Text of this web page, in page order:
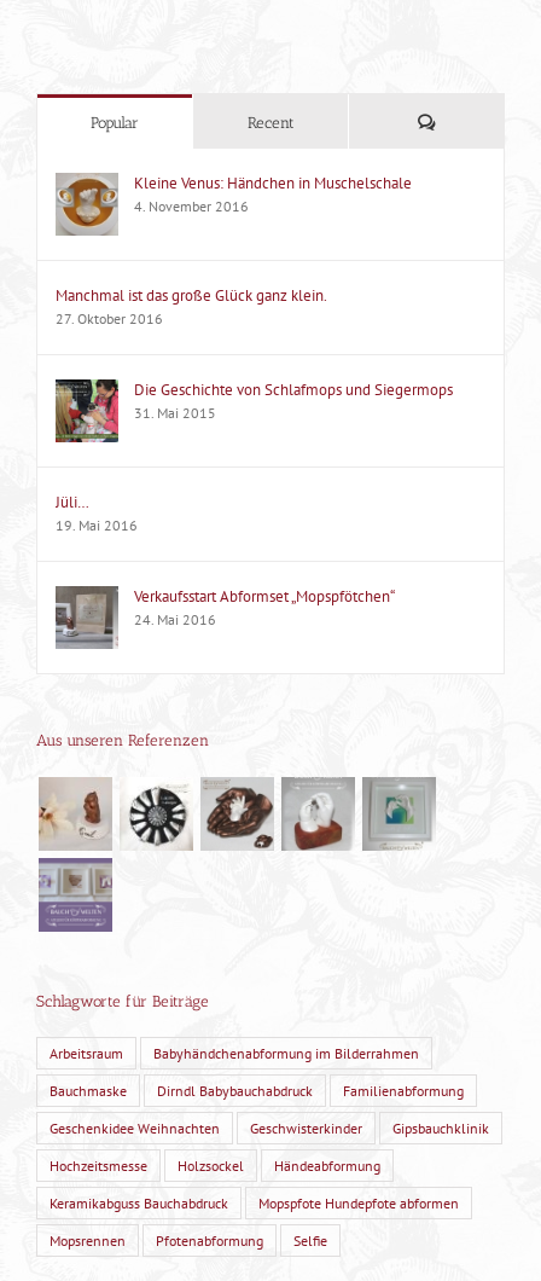
Popular Recent Kommentare
Kleine Venus: Händchen in Muschelschale
4. November 2016
Manchmal ist das große Glück ganz klein.
27. Oktober 2016
Die Geschichte von Schlafmops und Siegermops
31. Mai 2015
Jüli…
19. Mai 2016
Verkaufsstart Abformset „Mopspfötchen“
24. Mai 2016
Aus unseren Referenzen
Schlagworte für Beiträge
Arbeitsraum Babyhändchenabformung im Bilderrahmen
Bauchmaske Dirndl Babybauchabdruck Familienabformung
Geschenkidee Weihnachten Geschwisterkinder Gipsbauchklinik
Hochzeitsmesse Holzsockel Händeabformung
Keramikabguss Bauchabdruck Mopspfote Hundepfote abformen
Mopsrennen Pfotenabformung Selfie